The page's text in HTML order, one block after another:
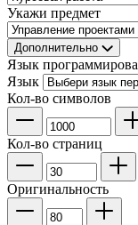
Укажи предмет
Дополнительно
Язык
Язык
Кол-во символов
Кол-во страниц
Оригинальность